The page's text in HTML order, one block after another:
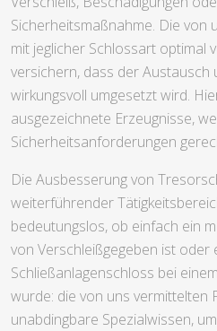
Sicherheitsmaßnahme. Die von
mit jeglicher Schlossart optimal
versichern, dass der Austausch
wirkungsvoll umgesetzt wird.
ausgezeichnete Erzeugnisse,
Sicherheitsanforderungen
Die Ausbesserung von
weiterführender
bedeutungslos, ob einfach ein
von Verschleißgegeben ist oder
Schließanlagenschloss bei
wurde: die von uns vermittelten
unabdingbare Spezialwissen,